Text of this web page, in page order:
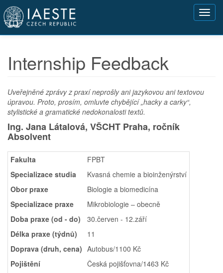
Přejít
hlavnímu
obsahu
Internship Feedback
Uveřejněné zprávy z praxí neprošly ani jazykovou ani textovou
úpravou. Proto, prosím, omluvte chybějící „hacky a carky“,
stylistické a gramatické nedokonalosti textů.
Ing. Jana Látalová, VŠCHT Praha, ročník
Absolvent
Fakulta
FPBT
Specializace studia
Kvasná chemie a bioinženýrství
Obor praxe
Biologie a biomedicína
Specializace praxe
Mikrobiologie – obecně
Doba praxe (od - do)
30.červen - 12.září
Délka praxe (týdnů)
11
Doprava (druh, cena) Autobus/1100 Kč
Pojištění
Česká pojišťovna/1463 Kč